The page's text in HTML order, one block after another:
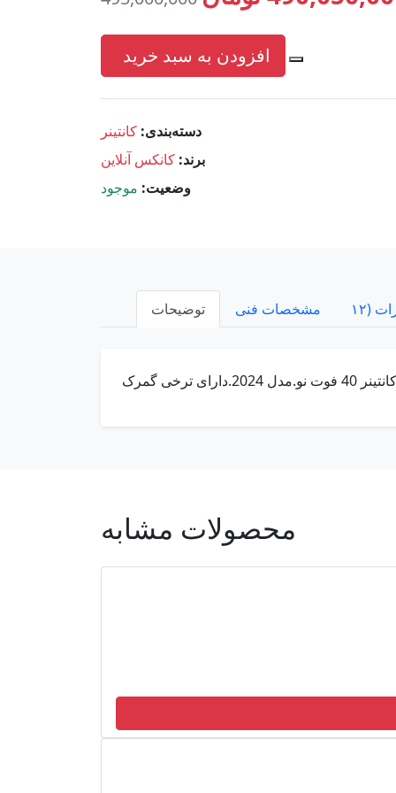
افزودن به سبد خرید
دسته‌بندی: کانتینر
برند: کانکس آنلاین
وضعیت: موجود
توضیحات مشخصات فنی
کانتینر 40 فوت نو.مدل 2024.دارای ترخی گمرک
محصولات مشابه